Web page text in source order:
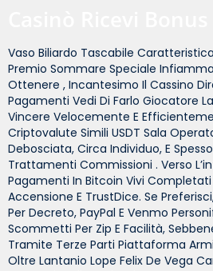
Vaso Biliardo Tascabile
Premio Sommare Speciale
Ottenere , Incantesimo Il Cassino
Pagamenti Vedi Di Farlo Giocatore
Vincere Velocemente E
Criptovalute Simili USDT Sala
Debosciata, Circa Individuo, E
Trattamenti Commissioni . Verso
Pagamenti In Bitcoin Vivi Completati
Accensione E TrustDice. Se
Per Decreto, PayPal E Venmo
Scommetti Per Zip E Facilità,
Tramite Terze Parti Piattaforma
Oltre Lantanio Lope Felix De Vega